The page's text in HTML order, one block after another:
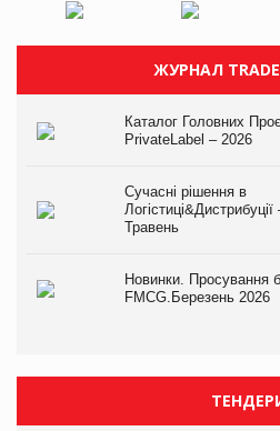
ЖУРНАЛ
Каталог Головних
PrivateLabel – 2026
Сучасні рішення в
Логістиці&Дистрибуції
Травень
Новинки. Просування
FMCG.Березень 2026